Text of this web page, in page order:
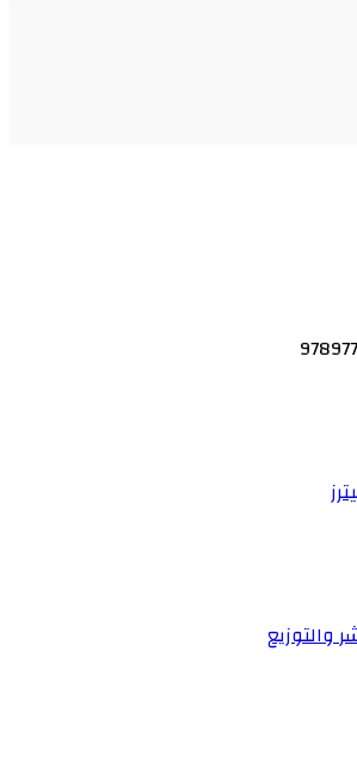
والتوزيع